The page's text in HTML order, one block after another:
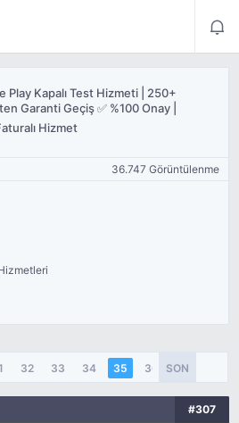
Play Kapalı Test Hizmeti | 250+
Garanti Geçiş ✅ %100 Onay |
Hizmet
36.747 Görüntülenme
32 33 34 35 36 37
SON
#307